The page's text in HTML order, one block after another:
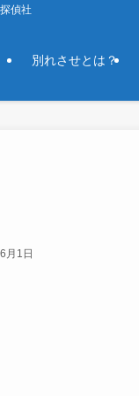
偵社
別れさせとは？
月1日